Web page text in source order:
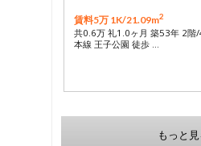
賃料5万 1K/21.09m2
共0.6万 礼1.0ヶ月 築53年 2階
本線 王子公園 徒歩 …
もっと